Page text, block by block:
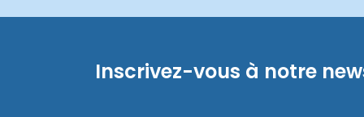
Inscrivez-vous à notre